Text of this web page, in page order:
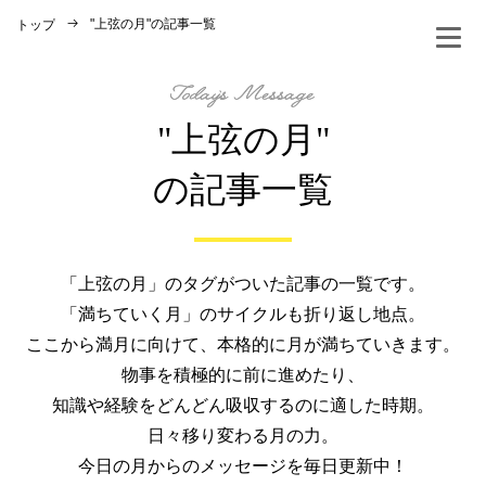
トップ "上弦の月"の記事一覧
"上弦の月"
の記事一覧
「上弦の月」のタグがついた記事の一覧です。
「満ちていく月」のサイクルも折り返し地点。
ここから満月に向けて、本格的に月が満ちていきます。
物事を積極的に前に進めたり、
知識や経験をどんどん吸収するのに適した時期。
日々移り変わる月の力。
今日の月からのメッセージを毎日更新中！